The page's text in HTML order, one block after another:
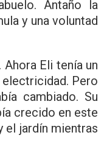
Antaño la
y una voluntad
Eli tenía un
Pero
cambiado. Su
crecido en este
el jardín mientras